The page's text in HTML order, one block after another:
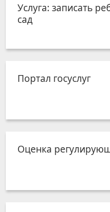
Услуга: записать
сад
Портал госуслуг
Оценка